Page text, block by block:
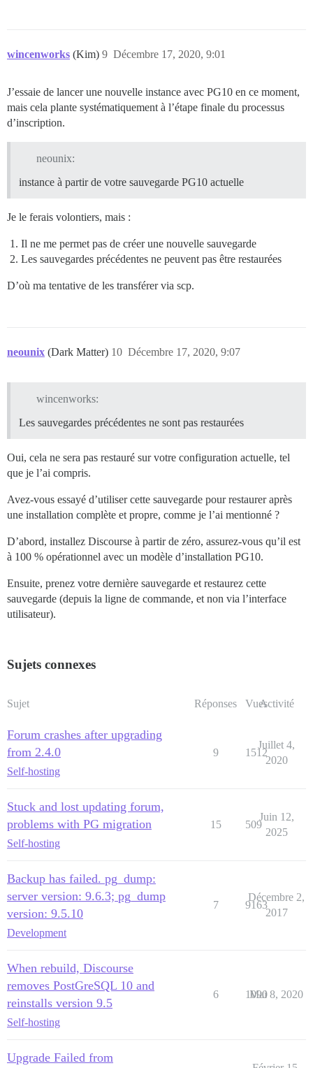
wincenworks (Kim) Décembre 17, 2020, 9:01
9
J’essaie de lancer une nouvelle instance avec PG10 en ce moment,
mais cela plante systématiquement à l’étape finale du processus
d’inscription.
neounix:
instance à partir de votre sauvegarde PG10 actuelle
Je le ferais volontiers, mais :
Il ne me permet pas de créer une nouvelle sauvegarde
Les sauvegardes précédentes ne peuvent pas être restaurées
D’où ma tentative de les transférer via scp.
neounix (Dark Matter) Décembre 17, 2020, 9:07
10
wincenworks:
Les sauvegardes précédentes ne sont pas restaurées
Oui, cela ne sera pas restauré sur votre configuration actuelle, tel
que je l’ai compris.
Avez-vous essayé d’utiliser cette sauvegarde pour restaurer après
une installation complète et propre, comme je l’ai mentionné ?
D’abord, installez Discourse à partir de zéro, assurez-vous qu’il est
à 100 % opérationnel avec un modèle d’installation PG10.
Ensuite, prenez votre dernière sauvegarde et restaurez cette
sauvegarde (depuis la ligne de commande, et non via l’interface
utilisateur).
Sujets connexes
Sujet Réponses VuesActivité
Forum crashes after upgrading
from 2.4.0
Self-hosting
9 1512
Juillet 4,
2020
Stuck and lost updating forum,
problems with PG migration
Self-hosting
15 509
Juin 12,
2025
Backup has failed. pg_dump:
server version: 9.6.3; pg_dump
version: 9.5.10
Development
7 9163
Décembre 2,
2017
When rebuild, Discourse
removes PostGreSQL 10 and
reinstalls version 9.5
Self-hosting
6 1090
Mai 8, 2020
Upgrade Failed from